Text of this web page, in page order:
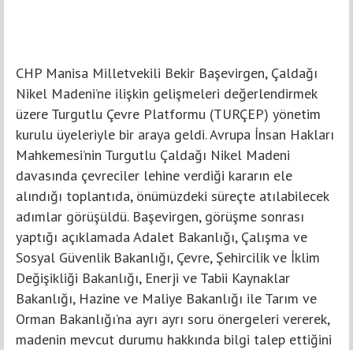
CHP Manisa Milletvekili Bekir Başevirgen, Çaldağı
Nikel Madeni’ne ilişkin gelişmeleri değerlendirmek
üzere Turgutlu Çevre Platformu (TURÇEP) yönetim
kurulu üyeleriyle bir araya geldi. Avrupa İnsan Hakları
Mahkemesi’nin Turgutlu Çaldağı Nikel Madeni
davasında çevreciler lehine verdiği kararın ele
alındığı toplantıda, önümüzdeki süreçte atılabilecek
adımlar görüşüldü. Başevirgen, görüşme sonrası
yaptığı açıklamada Adalet Bakanlığı, Çalışma ve
Sosyal Güvenlik Bakanlığı, Çevre, Şehircilik ve İklim
Değişikliği Bakanlığı, Enerji ve Tabii Kaynaklar
Bakanlığı, Hazine ve Maliye Bakanlığı ile Tarım ve
Orman Bakanlığı’na ayrı ayrı soru önergeleri vererek,
madenin mevcut durumu hakkında bilgi talep ettiğini